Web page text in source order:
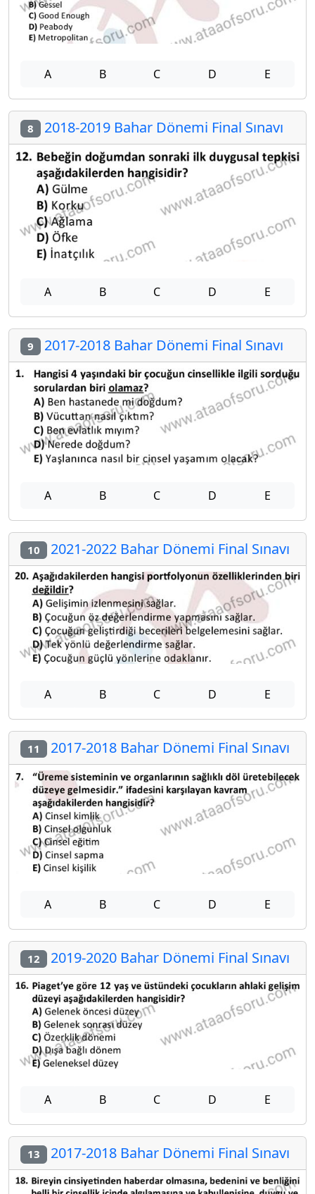
A B C D E
8 2018-2019 Bahar Dönemi Final Sınavı
A B C D E
9 2017-2018 Bahar Dönemi Final Sınavı
A B C D E
10 2021-2022 Bahar Dönemi Final Sınavı
A B C D E
11 2017-2018 Bahar Dönemi Final Sınavı
A B C D E
12 2019-2020 Bahar Dönemi Final Sınavı
A B C D E
13 2017-2018 Bahar Dönemi Final Sınavı